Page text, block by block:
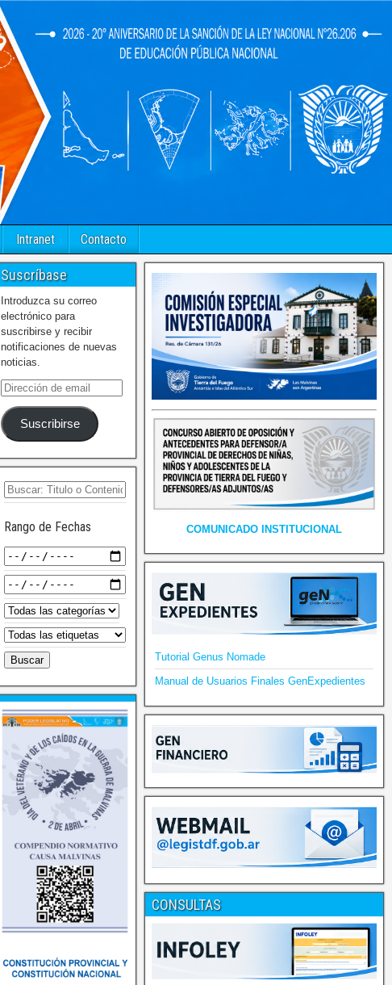
Intranet Contacto
Suscríbase
Introduzca su correo
electrónico para
suscribirse y recibir
notificaciones de nuevas
noticias.
Suscribirse
Rango de Fechas COMUNICADO INSTITUCIONAL
Tutorial Genus Nomade
Manual de Usuarios Finales GenExpedientes
CONSULTAS